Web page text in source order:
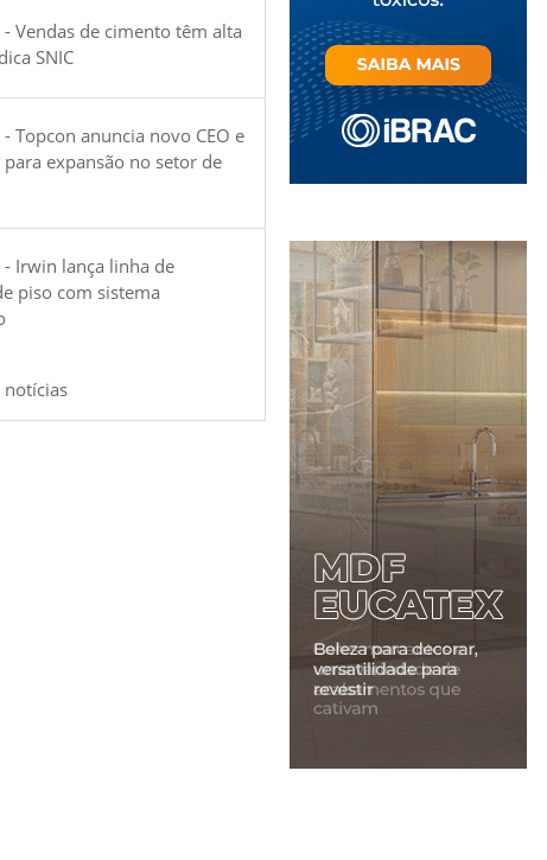
Vendas de cimento têm alta
SNIC
Topcon anuncia novo CEO e
expansão no setor de
Irwin lança linha de
piso com sistema
notícias